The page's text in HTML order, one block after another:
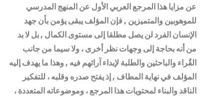
عن مزايا هذا المرجع العربي الأول عن المنهج المدرسي
للموهوبين والمتميزين , فإن المؤلف يبقى يؤمن بأن جهد
الإنسان الفرد لن يصل مطلقا إلى مستوى الكمال , بل لا بد
من أنه بحاجة إلى وجهات نظر أخرى ، ولا سيما من جانب
القُراء والباحثين والطلبة لإبداء آرائهم فيه , وهذا ما يهدف إليه
المؤلف في نهاية المطاف , إذ يفتح صدره وقلبه ، للتفكير
الناقد والبناء لمحتويات هذا المرجع ، وموضوعاته المتعددة ،